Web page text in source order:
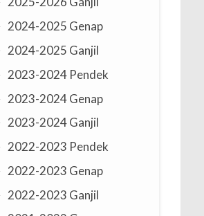
2024-2025 Genap
2024-2025 Ganjil
2023-2024 Pendek
2023-2024 Genap
2023-2024 Ganjil
2022-2023 Pendek
2022-2023 Genap
2022-2023 Ganjil